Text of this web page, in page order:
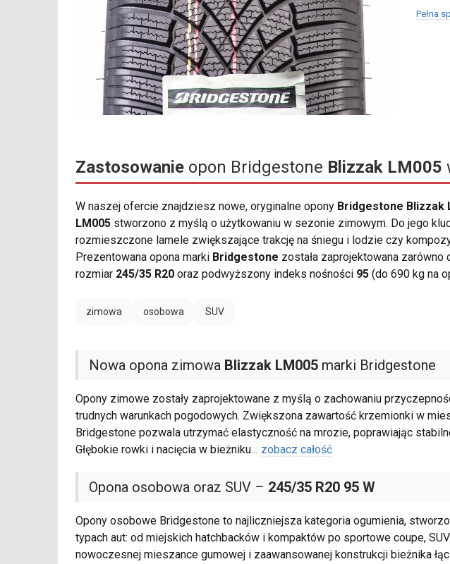
Pełna
Zastosowanie opon Bridgestone Blizzak LM005
W naszej ofercie znajdziesz nowe, oryginalne opony Bridgestone Blizzak
LM005 stworzono z myślą o użytkowaniu w sezonie zimowym. Do jego
rozmieszczone lamele zwiększające trakcję na śniegu i lodzie czy
Prezentowana opona marki Bridgestone została zaprojektowana
rozmiar 245/35 R20 oraz podwyższony indeks nośności 95 (do 690 kg na
zimowa osobowa SUV
Nowa opona zimowa Blizzak LM005 marki Bridgestone
Opony zimowe zostały zaprojektowane z myślą o zachowaniu
trudnych warunkach pogodowych. Zwiększona zawartość krzemionki w
Bridgestone pozwala utrzymać elastyczność na mrozie, poprawiając
Głębokie rowki i nacięcia w bieżniku... zobacz całość
Opona osobowa oraz SUV – 245/35 R20 95 W
Opony osobowe Bridgestone to najliczniejsza kategoria ogumienia,
typach aut: od miejskich hatchbacków i kompaktów po sportowe coupe,
nowoczesnej mieszance gumowej i zaawansowanej konstrukcji bieżnika